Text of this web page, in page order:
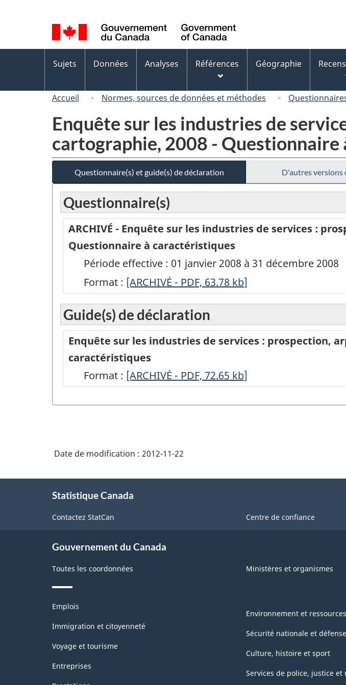
de
la
langue
Canada
des
Sujets Données Analyses Références Géographie
Accueil Normes, sources de données et méthodes
Enquête sur les industries de
cartographie, 2008 -
Questionnaire(s) et guide(s) de déclaration D'autres
Questionnaire(s)
ARCHIVÉ - Enquête sur les industries de services :
Questionnaire à caractéristiques
Période effective : 01 janvier 2008 à 31 décembre 2008
Format : ARCHIVÉ
Enquête
sur
les
industries
de
arpentage
2008
à
caractéristiques
[ARCHIVÉ - PDF, 63.78 kb]
Guide(s) de déclaration
Enquête sur les industries de services : prospection,
caractéristiques
Format : -
-
[ARCHIVÉ - PDF, 72.65 kb]
Date de modification : 2012-11-22
Statistique Canada
Contactez StatCan Centre de confiance
Gouvernement du Canada
Toutes les coordonnées Ministères et organismes
Thèmes
sujets
Emplois
Immigration et citoyenneté
Voyage et tourisme
Entreprises
Environnement et
Sécurité nationale et défense
Culture, histoire et sport
Services de police, justice et